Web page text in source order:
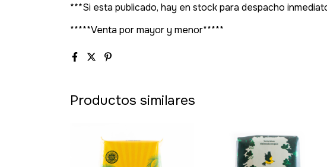
***Si esta publicado, hay en stock para despacho
*****Venta por mayor y menor*****
Productos similares